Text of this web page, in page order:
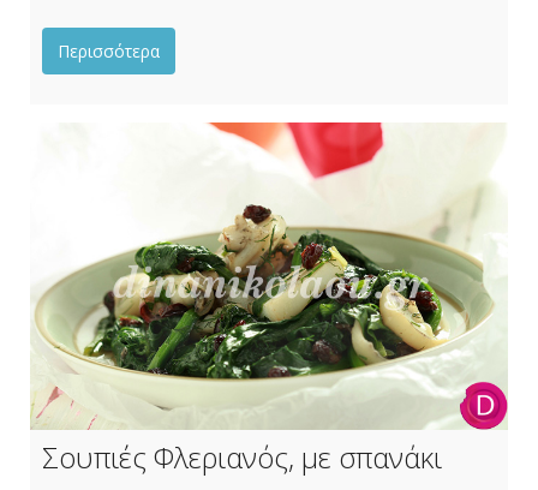
Περισσότερα
Σουπιές Φλεριανός, με σπανάκι